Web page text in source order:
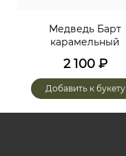
Медведь Барт
карамельный
2 100₽
Добавить к букету